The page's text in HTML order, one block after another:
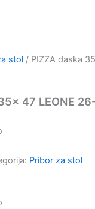
stol / PIZZA daska
47 LEONE
Pribor za stol